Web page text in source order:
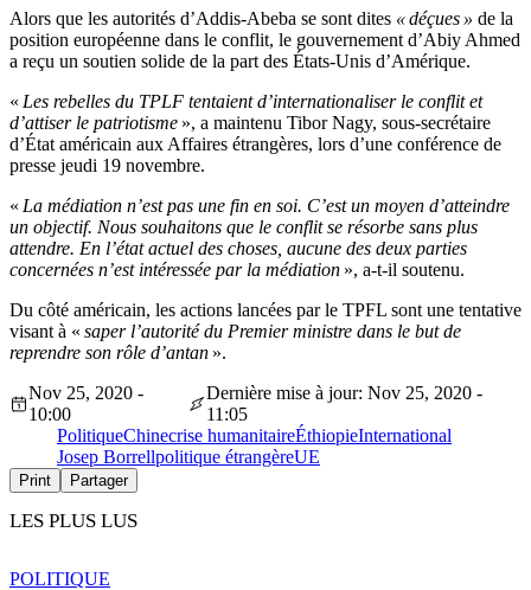
Alors que les autorités d’Addis-Abeba se sont dites « déçues » de la
position européenne dans le conflit, le gouvernement d’Abiy Ahmed
a reçu un soutien solide de la part des États-Unis d’Amérique.
« Les rebelles du TPLF tentaient d’internationaliser le conflit et
d’attiser le patriotisme », a maintenu Tibor Nagy, sous-secrétaire
d’État américain aux Affaires étrangères, lors d’une conférence de
presse jeudi 19 novembre.
« La médiation n’est pas une fin en soi. C’est un moyen d’atteindre
un objectif. Nous souhaitons que le conflit se résorbe sans plus
attendre. En l’état actuel des choses, aucune des deux parties
concernées n’est intéressée par la médiation », a-t-il soutenu.
Du côté américain, les actions lancées par le TPFL sont une tentative
visant à « saper l’autorité du Premier ministre dans le but de
reprendre son rôle d’antan ».
Nov 25, 2020 -
10:00
Dernière mise à jour: Nov 25, 2020 -
11:05
PolitiqueChinecrise humanitaireÉthiopieInternational
Josep Borrellpolitique étrangèreUE
Print Partager
LES PLUS LUS
POLITIQUE